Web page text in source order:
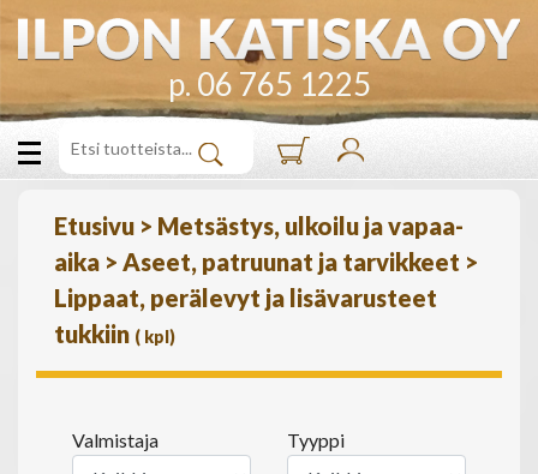
p. 06 765 1225
Etusivu > Metsästys, ulkoilu ja vapaa-
aika > Aseet, patruunat ja tarvikkeet >
Lippaat, perälevyt ja lisävarusteet
tukkiin ( kpl)
Valmistaja Tyyppi